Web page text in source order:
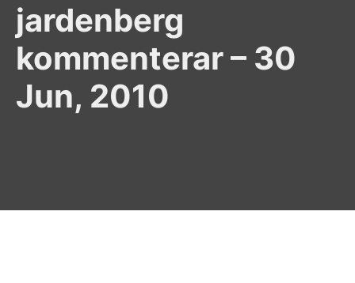
jardenberg
kommenterar – 30
Jun, 2010